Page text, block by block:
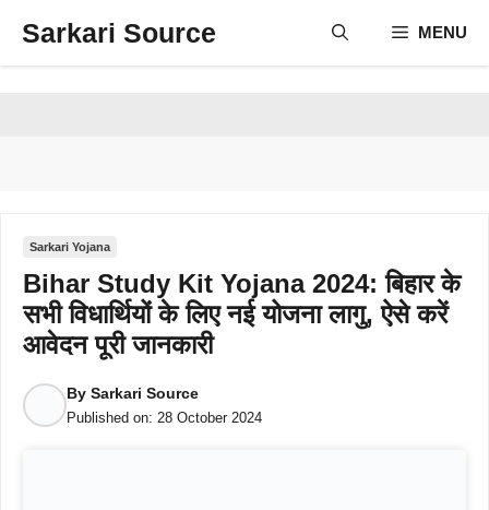
Sarkari Source MENU
Sarkari Yojana
Bihar Study Kit Yojana 2024: बिहार के
सभी विधार्थियों के लिए नई योजना लागु, ऐसे करें
आवेदन पूरी जानकारी
By Sarkari Source
Published on: 28 October 2024